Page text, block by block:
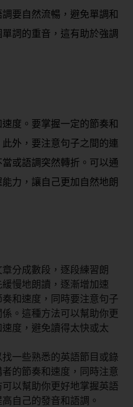
要自然流暢，避免單調和
詞的重音，這有助於強調
度。要掌握一定的節奏和
外，要注意句子之間的連
或語調突然轉折。可以通
力，讓自己更加自然地朗
分成數段，逐段練習朗
慢地朗讀，逐漸增加速
和速度，同時要注意句子
。這種方法可以幫助你更
度，避免讀得太快或太
找一些熟悉的英語節目或錄
的節奏和速度，同時注意
以幫助你更好地掌握英語
自己的發音和語調。